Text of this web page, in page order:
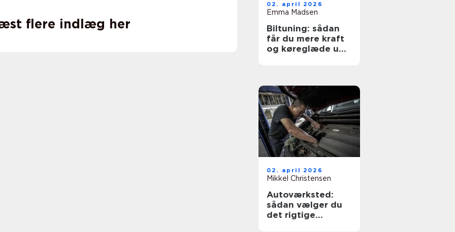
flere indlæg her
02. april 2026
Emma Madsen
Biltuning: sådan
får du mere kraft
og køreglæde ud
02. april 2026
Mikkel Christensen
Autoværksted:
sådan vælger du
det rigtige